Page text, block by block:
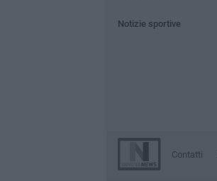
Notizie sportive
Contatti